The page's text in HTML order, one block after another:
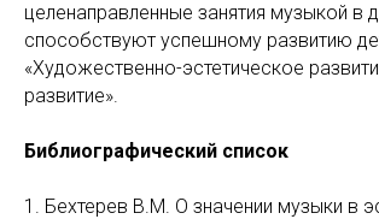
целенаправленные занятия музыкой в
способствуют успешному развитию
«Художественно-эстетическое
развитие».
Библиографический список
1. Бехтерев В.М. О значении музыки в